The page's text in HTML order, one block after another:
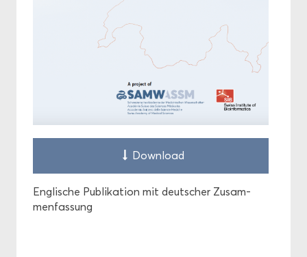
Down­load
Eng­li­sche Pu­bli­ka­ti­on mit deut­scher Zu­sam­
men­fas­sung